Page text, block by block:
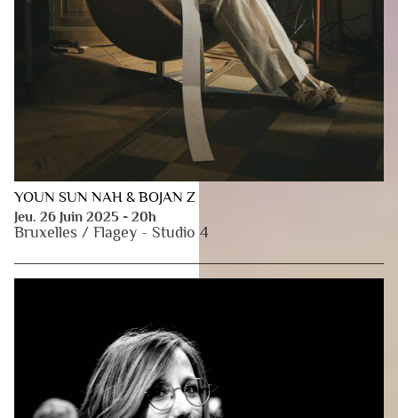
YOUN SUN NAH & BOJAN Z
Jeu. 26 Juin 2025 - 20h
Bruxelles / Flagey - Studio 4